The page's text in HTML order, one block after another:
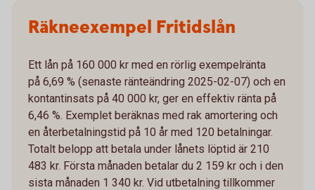
Räkneexempel Fritidslån
Ett lån på 160 000 kr med en rörlig exempelränta
på 6,69 % (senaste ränteändring 2025-02-07) och en
kontantinsats på 40 000 kr, ger en effektiv ränta på
6,46 %. Exemplet beräknas med rak amortering och
en återbetalningstid på 10 år med 120 betalningar.
Totalt belopp att betala under lånets löptid är 210
483 kr. Första månaden betalar du 2 159 kr och i den
sista månaden 1 340 kr. Vid utbetalning tillkommer